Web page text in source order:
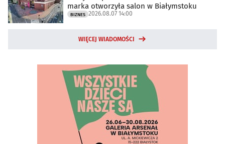
marka otworzyła salon w Białymstoku
BIZNES 2026.08.07 14:00
WIĘCEJ WIADOMOŚCI